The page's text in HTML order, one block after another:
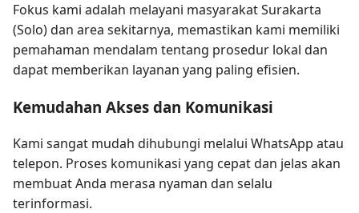
Fokus kami adalah melayani masyarakat Surakarta
(Solo) dan area sekitarnya, memastikan kami memiliki
pemahaman mendalam tentang prosedur lokal dan
dapat memberikan layanan yang paling efisien.
Kemudahan Akses dan Komunikasi
Kami sangat mudah dihubungi melalui WhatsApp atau
telepon. Proses komunikasi yang cepat dan jelas akan
membuat Anda merasa nyaman dan selalu
terinformasi.